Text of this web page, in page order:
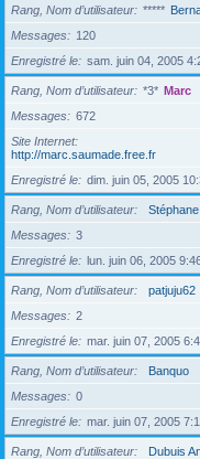
Rang, Nom d’utilisateur *****
Messages
120
Enregistré le
sam. juin 04, 2005
Rang, Nom d’utilisateur *3* Marc
Messages
672
Site Internet
http://marc.saumade.free.fr
Enregistré le
dim. juin 05, 2005
Rang, Nom d’utilisateur
Stéphane
Messages
3
Enregistré le
lun. juin 06, 2005
Rang, Nom d’utilisateur
patjuju62
Messages
2
Enregistré le
mar. juin 07, 2005
Rang, Nom d’utilisateur
Banquo
Messages
0
Enregistré le
mar. juin 07, 2005
Rang, Nom d’utilisateur
Dubuis